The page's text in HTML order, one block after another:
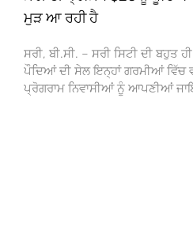
ਮੁੜ ਆ ਰਹੀ ਹੈ
ਸਰੀ, ਬੀ.ਸੀ. – ਸਰੀ ਸਿਟੀ ਦੀ ਬਹੁਤ
ਪੌਦਿਆਂ ਦੀ ਸੇਲ ਇਨ੍ਹਾਂ ਗਰਮੀਆਂ ਵਿੱਚ
ਪ੍ਰੋਗਰਾਮ ਨਿਵਾਸੀਆਂ ਨੂੰ ਆਪਣੀਆਂ